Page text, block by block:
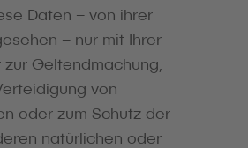
Daten – von ihrer
– nur mit Ihrer
zur Geltendmachung,
von
oder zum Schutz der
natürlichen oder